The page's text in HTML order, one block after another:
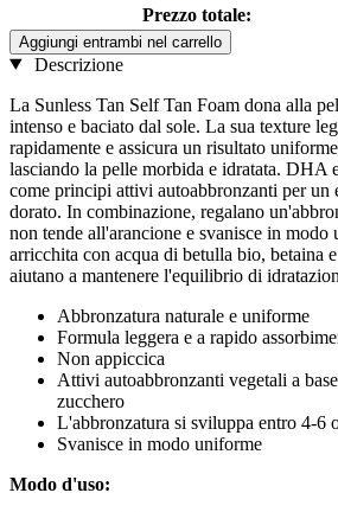
Prezzo totale:
Aggiungi entrambi nel carrello
Descrizione
La Sunless Tan Self Tan Foam dona alla
intenso e baciato dal sole. La sua texture
rapidamente e assicura un risultato
lasciando la pelle morbida e idratata. DHA
come principi attivi autoabbronzanti per un
dorato. In combinazione, regalano
non tende all'arancione e svanisce in
arricchita con acqua di betulla bio, betaina
aiutano a mantenere l'equilibrio di
Abbronzatura naturale e uniforme
Formula leggera e a rapido
Non appiccica
Attivi autoabbronzanti vegetali a
zucchero
L'abbronzatura si sviluppa entro 4-6
Svanisce in modo uniforme
Modo d'uso: